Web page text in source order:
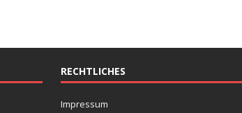
RECHTLICHES
Impressum